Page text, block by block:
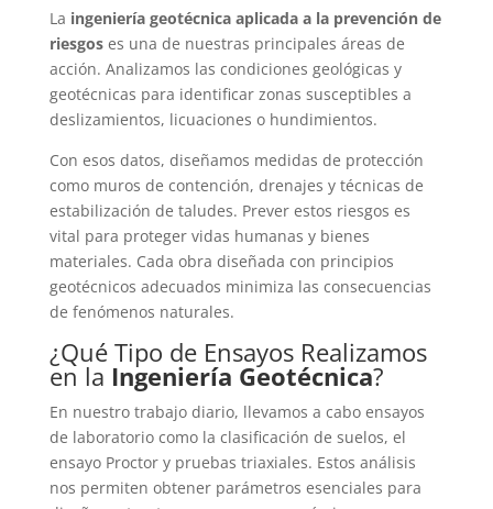
La ingeniería geotécnica aplicada a la prevención de
riesgoses una de nuestras principales áreas de
acción. Analizamos las condiciones geológicas y
geotécnicas para identificar zonas susceptibles a
deslizamientos, licuaciones o hundimientos.
Con esos datos, diseñamos medidas de protección
como muros de contención, drenajes y técnicas de
estabilización de taludes. Prever estos riesgos es
vital para proteger vidas humanas y bienes
materiales. Cada obra diseñada con principios
geotécnicos adecuados minimiza las consecuencias
de fenómenos naturales.
¿Qué Tipo de Ensayos Realizamos
en la Ingeniería Geotécnica?
En nuestro trabajo diario, llevamos a cabo ensayos
de laboratorio como la clasificación de suelos, el
ensayo Proctor y pruebas triaxiales. Estos análisis
nos permiten obtener parámetros esenciales para